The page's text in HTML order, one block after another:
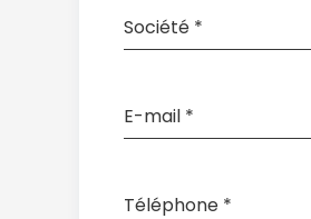
Société *
E-mail *
Téléphone *